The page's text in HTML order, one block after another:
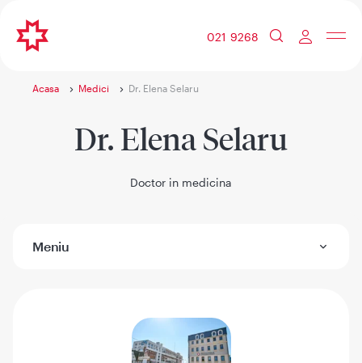
021 9268
Acasa Medici Dr. Elena Selaru
Dr. Elena Selaru
Doctor in medicina
Meniu